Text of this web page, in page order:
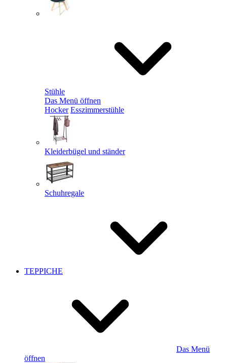
Stühle
Das Menü öffnen
Hocker Esszimmerstühle
Kleiderbügel und ständer
Schuhregale
TEPPICHE
Das Menü
öffnen